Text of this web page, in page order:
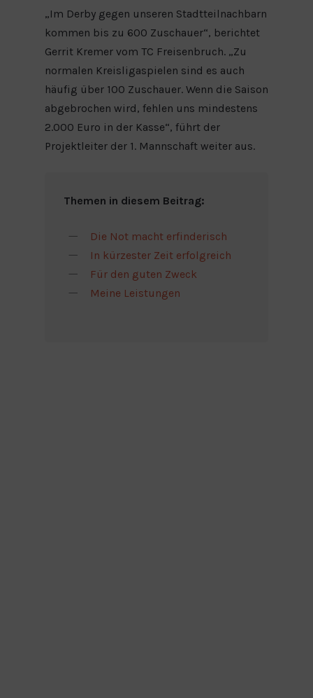
„Im Derby gegen unseren Stadtteilnachbarn
kommen bis zu 600 Zuschauer“, berichtet
Gerrit Kremer vom TC Freisenbruch. „Zu
normalen Kreisligaspielen sind es auch
häufig über 100 Zuschauer. Wenn die Saison
abgebrochen wird, fehlen uns mindestens
2.000 Euro in der Kasse“, führt der
Projektleiter der 1. Mannschaft weiter aus.
Themen in diesem Beitrag:
Die Not macht erfinderisch
In kürzester Zeit erfolgreich
Für den guten Zweck
Meine Leistungen